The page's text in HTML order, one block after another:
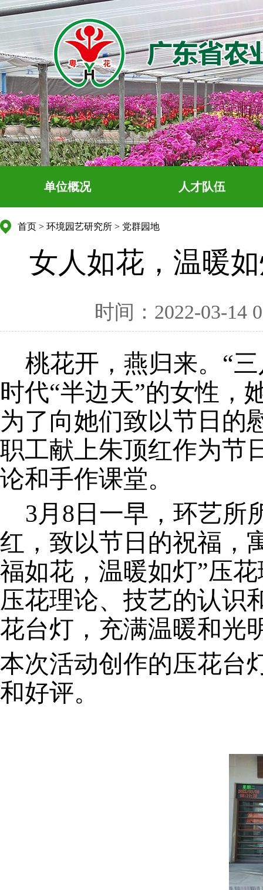
单位概况 人才队伍
首页 > 环境园艺研究所 > 党群园地
女人如花，温暖
时间：2022-03-14
桃花开，燕归来。 “
时代“半边天”的女性，
为了向她们致以节日的
职工献上朱顶红作为节
论和手作课堂。
3月8日一早，环艺所
红，致以节日的祝福，
福如花，温暖如灯”压
压花理论、技艺的认识
花台灯，充满温暖和光
本次活动创作的压花台
和好评。